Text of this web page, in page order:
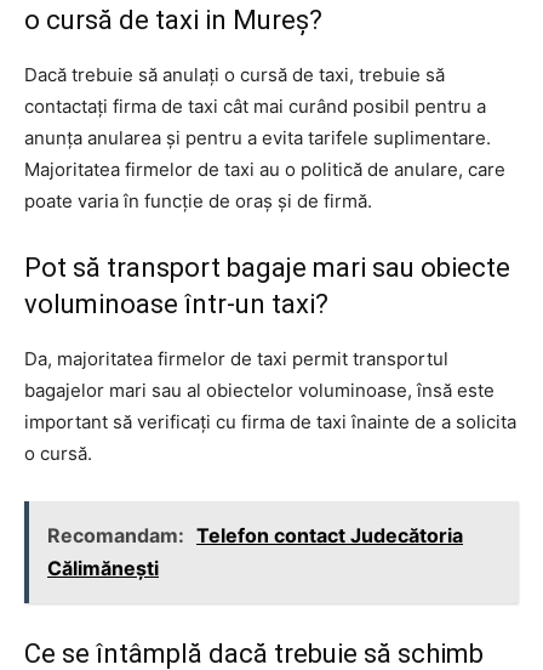
o cursă de taxi in Mureș?
Dacă trebuie să anulați o cursă de taxi, trebuie să
contactați firma de taxi cât mai curând posibil pentru a
anunța anularea și pentru a evita tarifele suplimentare.
Majoritatea firmelor de taxi au o politică de anulare, care
poate varia în funcție de oraș și de firmă.
Pot să transport bagaje mari sau obiecte
voluminoase într-un taxi?
Da, majoritatea firmelor de taxi permit transportul
bagajelor mari sau al obiectelor voluminoase, însă este
important să verificați cu firma de taxi înainte de a solicita
o cursă.
Recomandam: Telefon contact Judecătoria
Călimănești
Ce se întâmplă dacă trebuie să schimb